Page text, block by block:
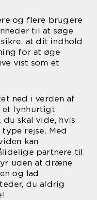
og flere brugere
til at søge
at dit indhold
for at øge
vist som et
ned i verden af
et lynhurtigt
skal vide, hvis
rejse. Med
kan
partnere til
uden at dræne
og lad
du aldrig